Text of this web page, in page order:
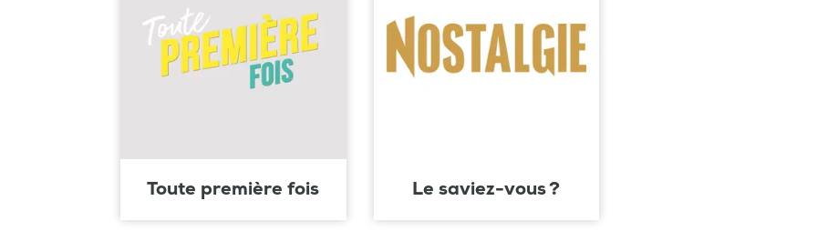
Toute première fois Le saviez-vous ?